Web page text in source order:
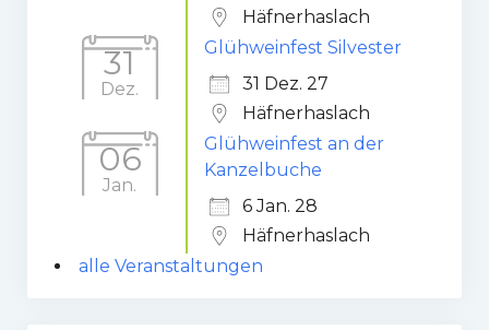
Häfnerhaslach
31
Dez.
Glühweinfest Silvester
31 Dez. 27
Häfnerhaslach
06
Jan.
Glühweinfest an der
Kanzelbuche
6 Jan. 28
Häfnerhaslach
alle Veranstaltungen